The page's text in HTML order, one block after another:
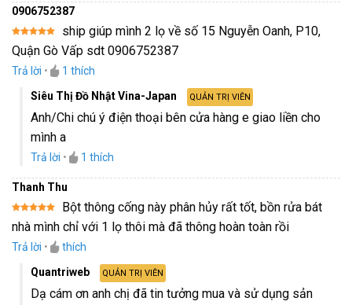
0906752387
Được xếp
hạng 5
5
ship giúp mình 2 lọ về số 15 Nguyễn Oanh, P10,
Quận Gò Vấp sdt 0906752387
Trả lời • 1 thích
Siêu Thị Đồ Nhật Vina-Japan
QUẢN TRỊ VIÊN
Anh/Chi chú ý điện thoại bên cửa hàng e giao liền cho
mình a
Trả lời • 1 thích
Thanh Thu
Được xếp
hạng 5 5
Bột thông cống này phân hủy rất tốt, bồn rửa bát
nhà mình chỉ với 1 lọ thôi mà đã thông hoàn toàn rồi
Trả lời •
thích
Quantriweb
QUẢN TRỊ VIÊN
Dạ cám ơn anh chị đã tin tưởng mua và sử dụng sản